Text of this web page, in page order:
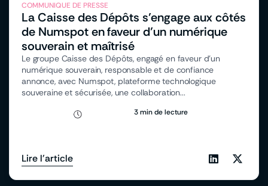
COMMUNIQUE DE PRESSE
La Caisse des Dépôts s’engage aux côtés
de Numspot en faveur d’un numérique
souverain et maîtrisé
Le groupe Caisse des Dépôts, engagé en faveur d’un
numérique souverain, responsable et de confiance
annonce, avec Numspot, plateforme technologique
souveraine et sécurisée, une collaboration...
3 min de lecture
Lire l'article